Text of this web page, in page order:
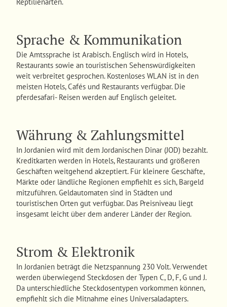
Sprache & Kommunikation
Die Amtssprache ist Arabisch. Englisch wird in Hotels,
Restaurants sowie an touristischen Sehenswürdigkeiten
weit verbreitet gesprochen. Kostenloses WLAN ist in den
meisten Hotels, Cafés und Restaurants verfügbar. Die
pferdesafari- Reisen werden auf Englisch geleitet.
Währung & Zahlungsmittel
In Jordanien wird mit dem Jordanischen Dinar (JOD) bezahlt.
Kreditkarten werden in Hotels, Restaurants und größeren
Geschäften weitgehend akzeptiert. Für kleinere Geschäfte,
Märkte oder ländliche Regionen empfiehlt es sich, Bargeld
mitzuführen. Geldautomaten sind in Städten und
touristischen Orten gut verfügbar. Das Preisniveau liegt
insgesamt leicht über dem anderer Länder der Region.
Strom & Elektronik
In Jordanien beträgt die Netzspannung 230 Volt. Verwendet
werden überwiegend Steckdosen der Typen C, D, F, G und J.
Da unterschiedliche Steckdosentypen vorkommen können,
empfiehlt sich die Mitnahme eines Universaladapters.